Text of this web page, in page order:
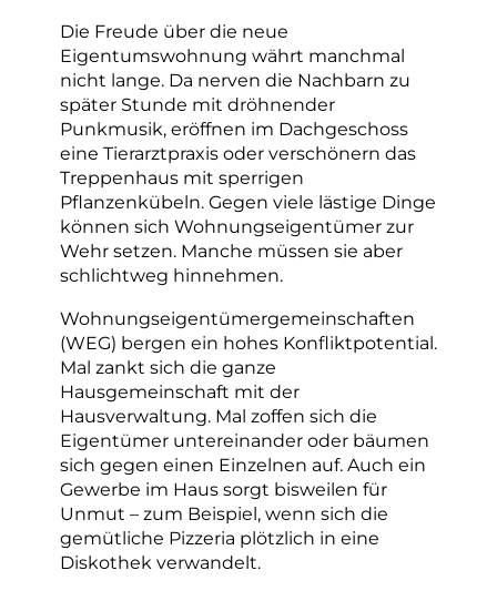
Die Freude über die neue
Eigentumswohnung währt manchmal
nicht lange. Da nerven die Nachbarn zu
später Stunde mit dröhnender
Punkmusik, eröffnen im Dachgeschoss
eine Tierarztpraxis oder verschönern das
Treppenhaus mit sperrigen
Pflanzenkübeln. Gegen viele lästige Dinge
können sich Wohnungseigentümer zur
Wehr setzen. Manche müssen sie aber
schlichtweg hinnehmen.
Wohnungseigentümergemeinschaften
(WEG) bergen ein hohes Konfliktpotential.
Mal zankt sich die ganze
Hausgemeinschaft mit der
Hausverwaltung. Mal zoffen sich die
Eigentümer untereinander oder bäumen
sich gegen einen Einzelnen auf. Auch ein
Gewerbe im Haus sorgt bisweilen für
Unmut – zum Beispiel, wenn sich die
gemütliche Pizzeria plötzlich in eine
Diskothek verwandelt.